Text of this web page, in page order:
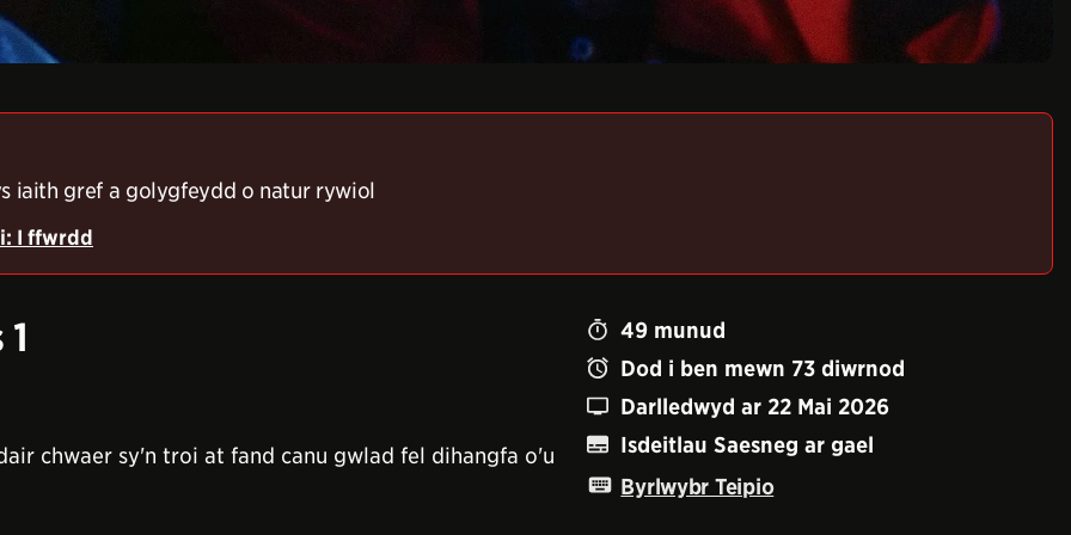
iaith gref a golygfeydd o natur rywiol
: I ffwrdd
chwaer sy'n troi at fand canu gwlad fel dihangfa o'u
49 munud
Dod i ben mewn 73 diwrnod
Darlledwyd ar 22 Mai 2026
Isdeitlau Saesneg ar gael
Byrlwybr Teipio